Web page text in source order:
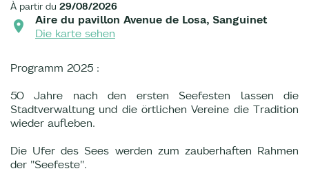
À partir du 29/08/2026
Aire du pavillon Avenue de Losa, Sanguinet
Die karte sehen
Programm 2025 :
50 Jahre nach den ersten Seefesten lassen die
Stadtverwaltung und die örtlichen Vereine die Tradition
wieder aufleben.
Die Ufer des Sees werden zum zauberhaften Rahmen
der "Seefeste".